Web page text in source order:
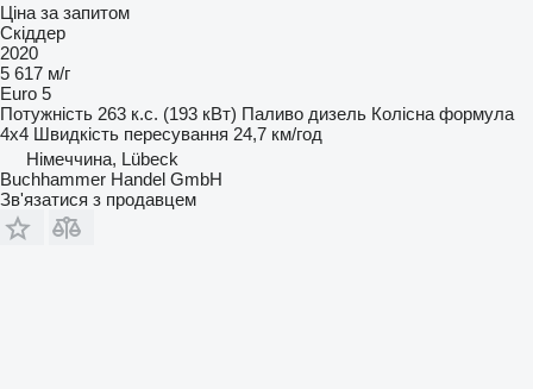
Ціна за запитом
Скіддер
2020
5 617 м/г
Euro 5
Потужність 263 к.с. (193 кВт) Паливо дизель Колісна формула
4x4 Швидкість пересування 24,7 км/год
Німеччина, Lübeck
Buchhammer Handel GmbH
Зв'язатися з продавцем